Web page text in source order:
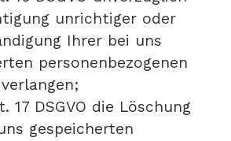
unrichtiger oder
Ihrer bei uns
personenbezogenen
17 DSGVO die Löschung
gespeicherten